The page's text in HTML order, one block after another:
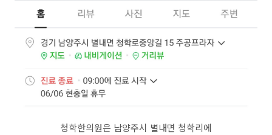
청학한의원은 남양주시 별내면 청학리에